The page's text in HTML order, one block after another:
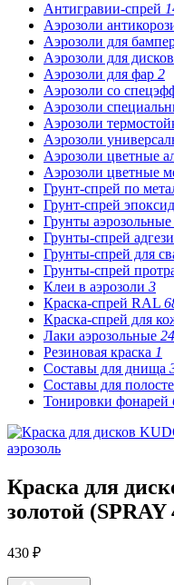
Антигравии-спрей
Аэрозоли
Аэрозоли для
Аэрозоли для дисков
Аэрозоли для фар 2
Аэрозоли со
Аэрозоли
Аэрозоли
Аэрозоли
Аэрозоли цветные
Аэрозоли цветные
Грунт-спрей по
Грунт-спрей
Грунты
Грунты-спрей
Грунты-спрей для
Грунты-спрей
Клеи в аэрозоли 3
Краска-спрей RAL
Краска-спрей для
Лаки аэрозольные 24
Резиновая краска 1
Составы для днища
Составы для
Тонировки фонарей
Краска для
золотой (SPRAY
430 ₽